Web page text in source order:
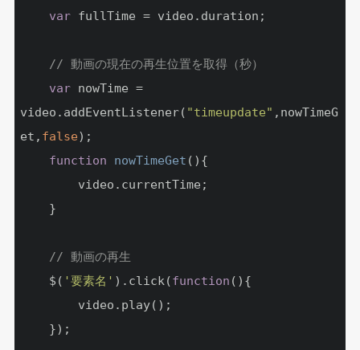
var fullTime = video.duration;
// 動画の現在の再生位置を取得（秒）
var nowTime =
video.addEventListener( "timeupdate" ,nowTimeG
et, false);
function
nowTimeGet ( ) {
// 動画の再生
	$(
'要素名' ).click(function ( ) {